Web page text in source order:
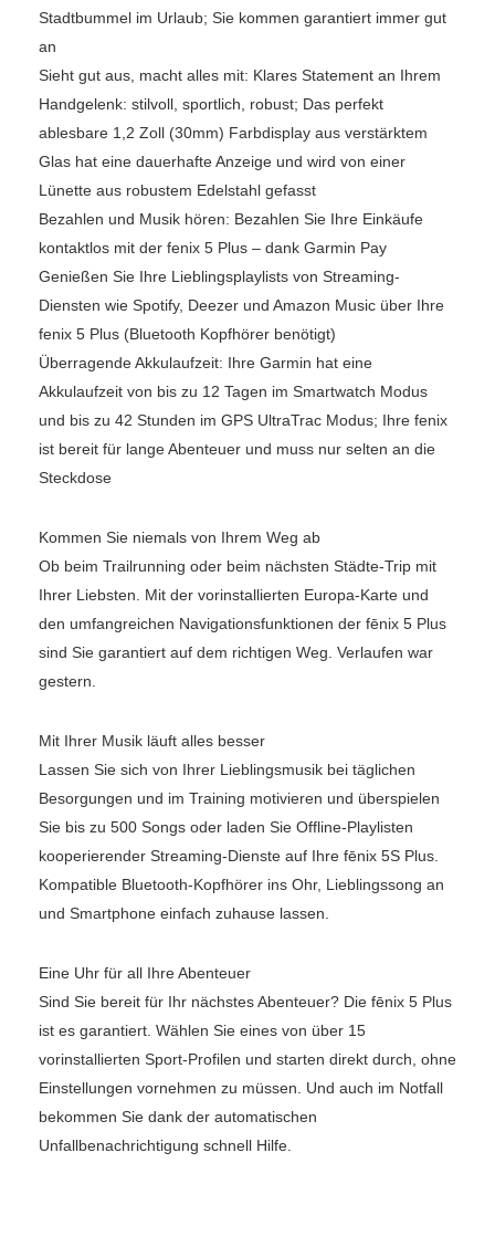
Stadtbummel im Urlaub; Sie kommen garantiert immer gut
an
Sieht gut aus, macht alles mit: Klares Statement an Ihrem
Handgelenk: stilvoll, sportlich, robust; Das perfekt
ablesbare 1,2 Zoll (30mm) Farbdisplay aus verstärktem
Glas hat eine dauerhafte Anzeige und wird von einer
Lünette aus robustem Edelstahl gefasst
Bezahlen und Musik hören: Bezahlen Sie Ihre Einkäufe
kontaktlos mit der fenix 5 Plus – dank Garmin Pay
Genießen Sie Ihre Lieblingsplaylists von Streaming-
Diensten wie Spotify, Deezer und Amazon Music über Ihre
fenix 5 Plus (Bluetooth Kopfhörer benötigt)
Überragende Akkulaufzeit: Ihre Garmin hat eine
Akkulaufzeit von bis zu 12 Tagen im Smartwatch Modus
und bis zu 42 Stunden im GPS UltraTrac Modus; Ihre fenix
ist bereit für lange Abenteuer und muss nur selten an die
Steckdose
Kommen Sie niemals von Ihrem Weg ab
Ob beim Trailrunning oder beim nächsten Städte-Trip mit
Ihrer Liebsten. Mit der vorinstallierten Europa-Karte und
den umfangreichen Navigationsfunktionen der fēnix 5 Plus
sind Sie garantiert auf dem richtigen Weg. Verlaufen war
gestern.
Mit Ihrer Musik läuft alles besser
Lassen Sie sich von Ihrer Lieblingsmusik bei täglichen
Besorgungen und im Training motivieren und überspielen
Sie bis zu 500 Songs oder laden Sie Offline-Playlisten
kooperierender Streaming-Dienste auf Ihre fēnix 5S Plus.
Kompatible Bluetooth-Kopfhörer ins Ohr, Lieblingssong an
und Smartphone einfach zuhause lassen.
Eine Uhr für all Ihre Abenteuer
Sind Sie bereit für Ihr nächstes Abenteuer? Die fēnix 5 Plus
ist es garantiert. Wählen Sie eines von über 15
vorinstallierten Sport-Profilen und starten direkt durch, ohne
Einstellungen vornehmen zu müssen. Und auch im Notfall
bekommen Sie dank der automatischen
Unfallbenachrichtigung schnell Hilfe.